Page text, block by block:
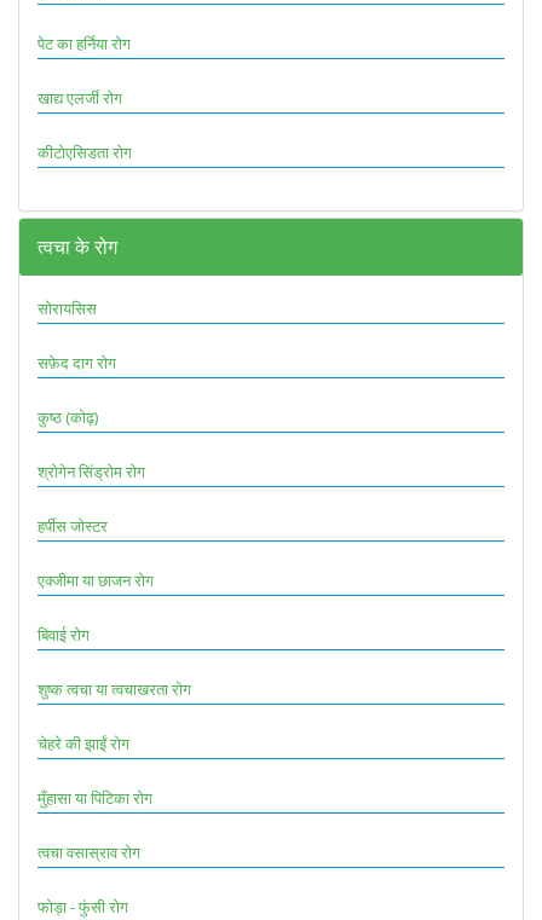
पेट का हर्निया रोग
खाद्य एलर्जी रोग
कीटोएसिडता रोग
त्वचा के रोग
सोरायसिस
सफ़ेद दाग रोग
कुष्ठ (कोढ़)
श्रोगेन सिंड्रोम रोग
हर्पीस जोस्टर
एक्जीमा या छाजन रोग
बिवाई रोग
शुष्क त्वचा या त्वचाखरता रोग
चेहरे की झाईं रोग
मुँहासा या पिटिका रोग
त्वचा वसास्राव रोग
फोड़ा - फुंसी रोग